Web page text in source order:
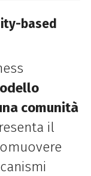
based
comunità
il